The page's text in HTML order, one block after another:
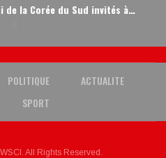
de la Corée du Sud invités à…
POLITIQUE
ACTUALITE
SPORT
All Rights Reserved.